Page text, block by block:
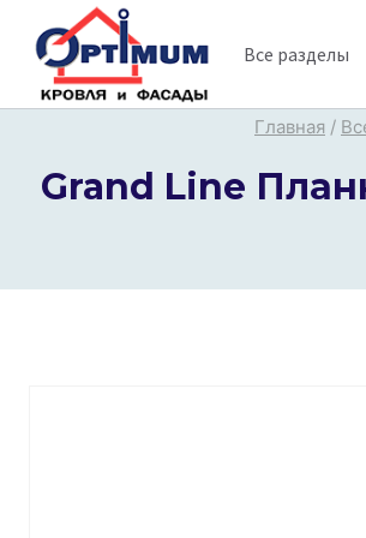
содержимому
Все разделы
Главная /
Grand Line